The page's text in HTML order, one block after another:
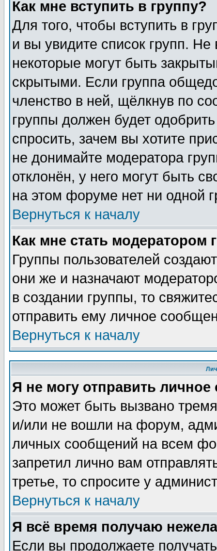
Как мне вступить в группу?
Для того, чтобы вступить в
и вы увидите список групп.
некоторые могут быть
скрытыми. Если группа
членство в ней, щёлкнув по
группы должен будет
спросить, зачем вы хотите
не донимайте модератора
отклонён, у него могут быть
на этом форуме нет ни одной
Вернуться к началу
Как мне стать модератором
Группы пользователей
они же и назначают
в создании группы, то
отправить ему личное
Вернуться к началу
Я не могу отправить
Это может быть вызвано
и/или не вошли на форум,
личных сообщений на всем
запретил лично вам
третье, то спросите у
Вернуться к началу
Я всё время получаю
Если вы продолжаете